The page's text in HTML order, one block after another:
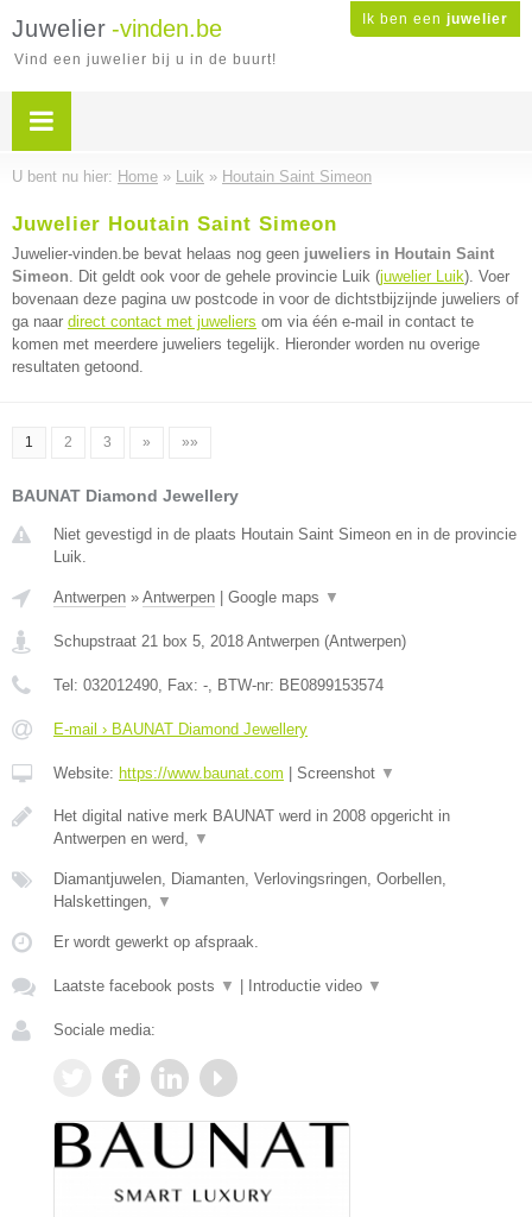
Ik ben een juwelier
Juwelier -vinden.be
Vind een juwelier bij u in de buurt!
U bent nu hier: Home » Luik » Houtain Saint Simeon
Juwelier Houtain Saint Simeon
Juwelier-vinden.be bevat helaas nog geen juweliers in Houtain Saint
Simeon. Dit geldt ook voor de gehele provincie Luik (juwelier Luik). Voer
bovenaan deze pagina uw postcode in voor de dichtstbijzijnde juweliers of
ga naar direct contact met juweliers om via één e-mail in contact te
komen met meerdere juweliers tegelijk. Hieronder worden nu overige
resultaten getoond.
1 2 3 » »»
BAUNAT Diamond Jewellery
Niet gevestigd in de plaats Houtain Saint Simeon en in de provincie
Luik.
Antwerpen » Antwerpen Google maps ▼
Schupstraat 21 box 5, 2018 Antwerpen (Antwerpen)
Tel: 032012490, Fax: -, BTW-nr: BE0899153574
E-mail › BAUNAT Diamond Jewellery
Website: https://www.baunat.com Screenshot ▼
Het digital native merk BAUNAT werd in 2008 opgericht in
Antwerpen en werd, ▼
Diamantjuwelen, Diamanten, Verlovingsringen, Oorbellen,
Halskettingen, ▼
Er wordt gewerkt op afspraak.
Laatste facebook posts ▼ Introductie video ▼
Sociale media: